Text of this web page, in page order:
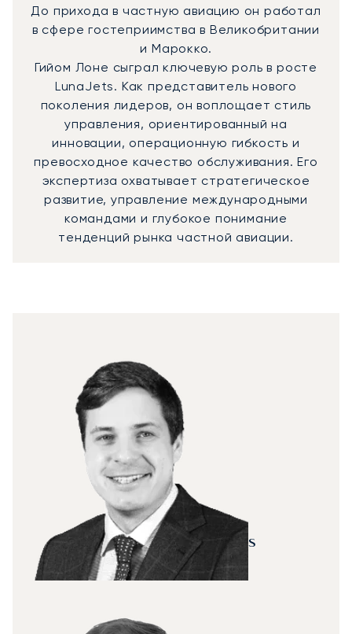
До прихода в частную авиацию он работал
в сфере гостеприимства в Великобритании
и Марокко.
Гийом Лоне сыграл ключевую роль в росте
LunaJets. Как представитель нового
поколения лидеров, он воплощает стиль
управления, ориентированный на
инновации, операционную гибкость и
превосходное качество обслуживания. Его
экспертиза охватывает стратегическое
развитие, управление международными
командами и глубокое понимание
тенденций рынка частной авиации.
Global Head of Sales
Eriks Ziverts